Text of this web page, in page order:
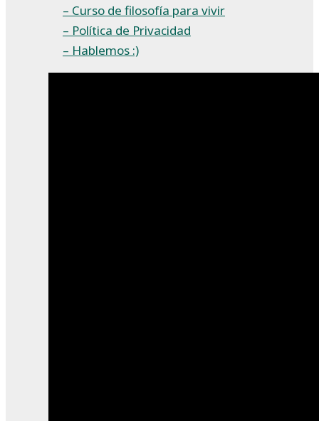
– Curso de filosofía para vivir
– Política de Privacidad
– Hablemos :)